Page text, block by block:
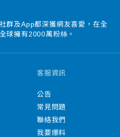
群及App都深獲網友喜愛，在全
球擁有2000萬粉絲。
客服資訊
公告
常見問題
聯絡我們
我要爆料